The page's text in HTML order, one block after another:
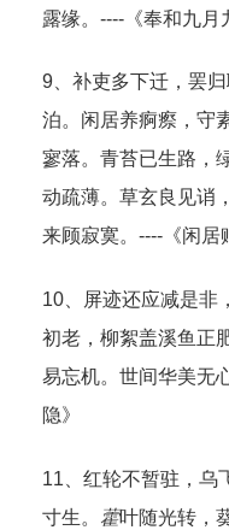
露缘。----《奉和九月
9、补吏多下迁，罢
泊。闲居养痾瘵，守
寥落。青苔已生路，
动疏薄。草玄良见诮
来顾寂寞。----《闲居
10、屏迹还应减是非
初老，柳絮盖溪鱼正
易忘机。世间华美无
隐》
11、红轮不暂驻，乌
寸生。 藿叶随光转，